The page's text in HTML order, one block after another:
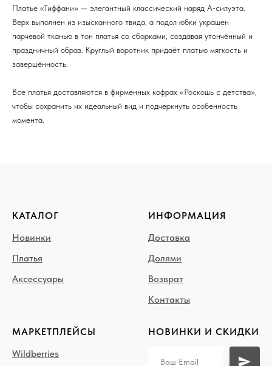
Платье «Тиффани» — элегантный классический наряд А‑силуэта.
Верх выполнен из изысканного твида, а подол юбки украшен
парчевой тканью в тон платья со сборками, создавая утончённый и
праздничный образ. Круглый воротник придаёт платью мягкость и
завершённость.
Все платья доставляются в фирменных кофрах «Роскошь с детства»,
чтобы сохранить их идеальный вид и подчеркнуть особенность
момента.
КАТАЛОГ
Новинки
Платья
Аксессуары
ИНФОРМАЦИЯ
Доставка
Долями
Возврат
Контакты
МАРКЕТПЛЕЙСЫ
Wildberries
НОВИНКИ И СКИДКИ